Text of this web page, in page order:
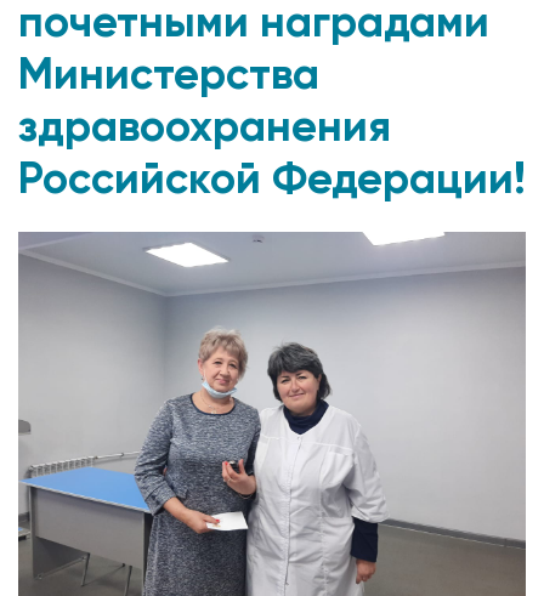
почетными наградами
Министерства
здравоохранения
Российской Федерации!